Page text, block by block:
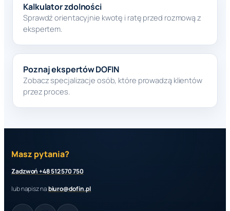
Kalkulator zdolności
Sprawdź orientacyjnie kwotę i ratę przed rozmową z
ekspertem.
Poznaj ekspertów DOFIN
Zobacz specjalizacje osób, które prowadzą klientów
przez proces.
Masz pytania?
Zadzwoń +48 512 570 750
lub napisz nabiuro@dofin.pl